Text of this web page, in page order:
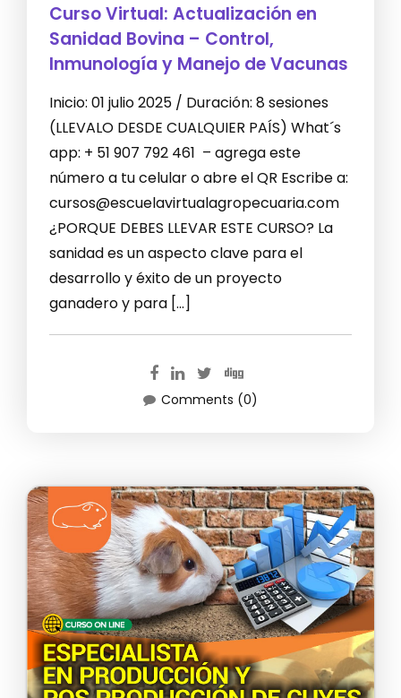
Curso Virtual: Actualización en
Sanidad Bovina – Control,
Inmunología y Manejo de Vacunas
Inicio: 01 julio 2025 / Duración: 8 sesiones
(LLEVALO DESDE CUALQUIER PAÍS) What´s
app: + 51 907 792 461 – agrega este
número a tu celular o abre el QR Escribe a:
cursos@escuelavirtualagropecuaria.com
¿PORQUE DEBES LLEVAR ESTE CURSO? La
sanidad es un aspecto clave para el
desarrollo y éxito de un proyecto
ganadero y para […]
Comments (0)